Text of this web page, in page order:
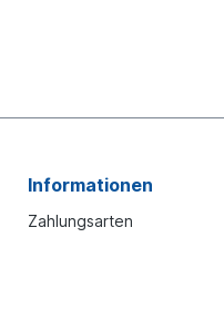
Informationen
Zahlungsarten